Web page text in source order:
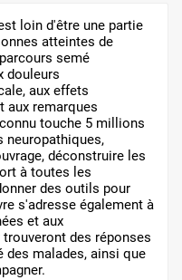
loin d'être une partie
atteintes de
semé
douleurs
aux effets
aux remarques
touche 5 millions
neuropathiques,
déconstruire les
à toutes les
des outils pour
s'adresse également à
et aux
des réponses
des malades, ainsi que